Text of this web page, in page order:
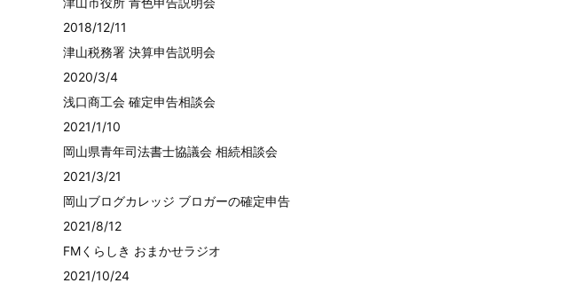
2018/12/11
津山税務署 決算申告説明会
2020/3/4
浅口商工会 確定申告相談会
2021/1/10
岡山県青年司法書士協議会 相続相談会
2021/3/21
岡山ブログカレッジ ブロガーの確定申告
2021/8/12
FMくらしき おまかせラジオ
2021/10/24